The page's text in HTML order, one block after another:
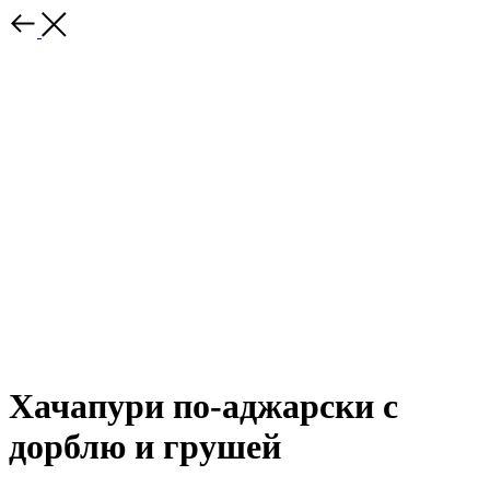
Хачапури по-аджарски с
дорблю и грушей